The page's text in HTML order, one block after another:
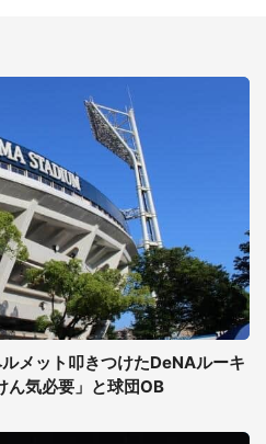
メット叩きつけたDeNAルーキ
ん気必要」と球団OB